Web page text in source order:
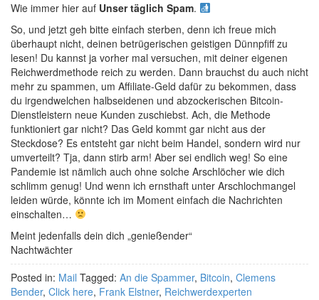
Wie immer hier auf Unser täglich Spam.
So, und jetzt geh bitte einfach sterben, denn ich freue mich
überhaupt nicht, deinen betrügerischen geistigen Dünnpfiff zu
lesen! Du kannst ja vorher mal versuchen, mit deiner eigenen
Reichwerdmethode reich zu werden. Dann brauchst du auch nicht
mehr zu spammen, um Affiliate-Geld dafür zu bekommen, dass
du irgendwelchen halbseidenen und abzockerischen Bitcoin-
Dienstleistern neue Kunden zuschiebst. Ach, die Methode
funktioniert gar nicht? Das Geld kommt gar nicht aus der
Steckdose? Es entsteht gar nicht beim Handel, sondern wird nur
umverteilt? Tja, dann stirb arm! Aber sei endlich weg! So eine
Pandemie ist nämlich auch ohne solche Arschlöcher wie dich
schlimm genug! Und wenn ich ernsthaft unter Arschlochmangel
leiden würde, könnte ich im Moment einfach die Nachrichten
einschalten…
Meint jedenfalls dein dich „genießender“
Nachtwächter
Posted in: Mail Tagged: An die Spammer, Bitcoin, Clemens
Bender, Click here, Frank Elstner, Reichwerdexperten